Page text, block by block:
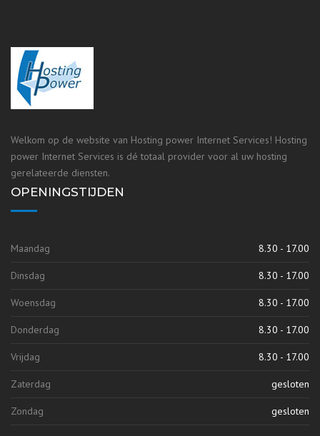
Welkom op de website van Hosting power Internet Services! Hosting
power Internet Services is dé totaal provider voor al uw hosting
gerelateerde diensten.
OPENINGSTIJDEN
Maandag 8.30 - 17.00
Dinsdag 8.30 - 17.00
Woensdag 8.30 - 17.00
Donderdag 8.30 - 17.00
Vrijdag 8.30 - 17.00
Zaterdag gesloten
Zondag gesloten